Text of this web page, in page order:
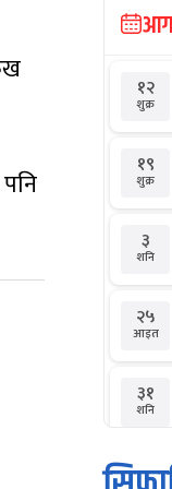
१२
शुक्र
१९
शुक्र
३
शनि
२५
आइत
३१
शनि
१